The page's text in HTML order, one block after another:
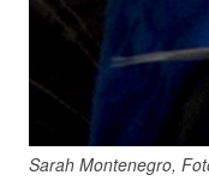
Sarah Montenegro,